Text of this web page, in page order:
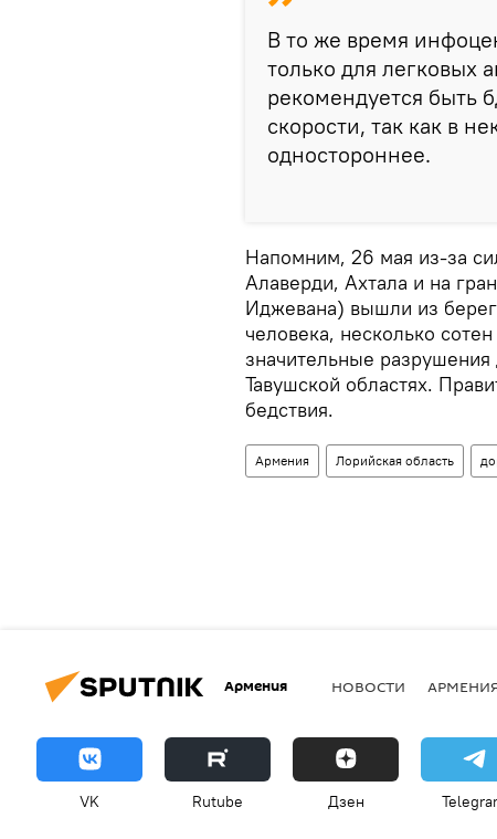
В то же время
только для легковых
рекомендуется быть
скорости, так как в
одностороннее.
Напомним, 26 мая из-за
Алаверди, Ахтала и на
Иджевана) вышли из
человека, несколько
значительные
Тавушской областях.
бедствия.
Армения Лорийская область
Армения НОВОСТИ
VK Rutube Дзен